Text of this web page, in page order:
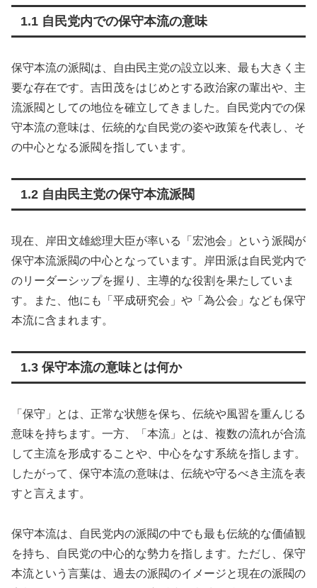
1.1 自民党内での保守本流の意味
保守本流の派閥は、自由民主党の設立以来、最も大きく主
要な存在です。吉田茂をはじめとする政治家の輩出や、主
流派閥としての地位を確立してきました。自民党内での保
守本流の意味は、伝統的な自民党の姿や政策を代表し、そ
の中心となる派閥を指しています。
1.2 自由民主党の保守本流派閥
現在、岸田文雄総理大臣が率いる「宏池会」という派閥が
保守本流派閥の中心となっています。岸田派は自民党内で
のリーダーシップを握り、主導的な役割を果たしていま
す。また、他にも「平成研究会」や「為公会」なども保守
本流に含まれます。
1.3 保守本流の意味とは何か
「保守」とは、正常な状態を保ち、伝統や風習を重んじる
意味を持ちます。一方、「本流」とは、複数の流れが合流
して主流を形成することや、中心をなす系統を指します。
したがって、保守本流の意味は、伝統や守るべき主流を表
すと言えます。
保守本流は、自民党内の派閥の中でも最も伝統的な価値観
を持ち、自民党の中心的な勢力を指します。ただし、保守
本流という言葉は、過去の派閥のイメージと現在の派閥の